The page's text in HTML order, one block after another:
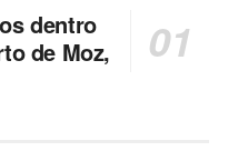
dentro
de Moz,